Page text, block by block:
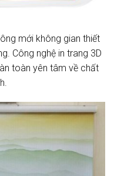
mới không gian thiết
Công nghệ in trang 3D
toàn yên tâm về chất